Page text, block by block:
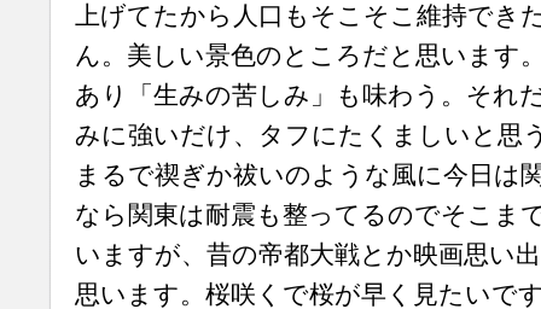
上げてたから人口もそこそこ維持でき
ん。美しい景色のところだと思います
あり「生みの苦しみ」も味わう。それ
みに強いだけ、タフにたくましいと思
まるで禊ぎか祓いのような風に今日は
なら関東は耐震も整ってるのでそこま
いますが、昔の帝都大戦とか映画思い
思います。桜咲くで桜が早く見たいで